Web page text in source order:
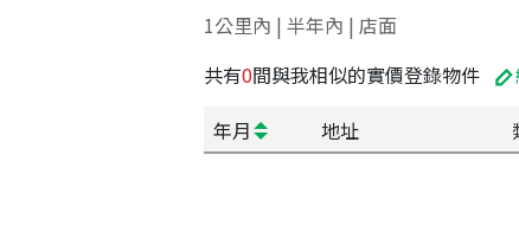
1公里內 | 半年內 | 店面
共有0間與我相似的實價登錄物件
年月
地址